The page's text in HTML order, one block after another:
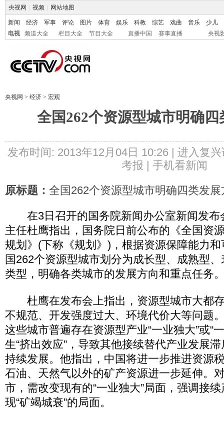
央视网 视频 网站地图
新闻 经济 军事 评论 图片 体育 娱乐 科教 综艺 戏曲 音乐
少儿
电视
频道大全 栏目大全 节目大全 直播中国 赛事直播 央视
央视网 > 经济 > 宏观
全国262个资源型城市明确四
发布时间: 2013年12月04日 10:26 | 进入复兴
考报 | 手机看新闻
原标题： 全国262个资源型城市明确四类发展
在3日召开的国务院新闻办公室新闻发布
主任杜鹰指出，国务院日前公布的《全国资
规划》(下称《规划》)，根据资源保障能力
国262个资源型城市划分为成长型、成熟型
类型，明确各类城市的发展方向和重点任务
杜鹰在发布会上指出，资源型城市大都
不规范、开发强度过大、环境代价大等问题
这些城市普遍存在资源型产业“一业独大”或“
生“挤出效应”，导致其他接续替代产业发展
持续发展。他指出，中国将进一步推进资源
石油、天然气以外的矿产资源进一步延伸。
市，需改变现有的“一业独大”局面，强调接
现“矿竭城衰”的局面。